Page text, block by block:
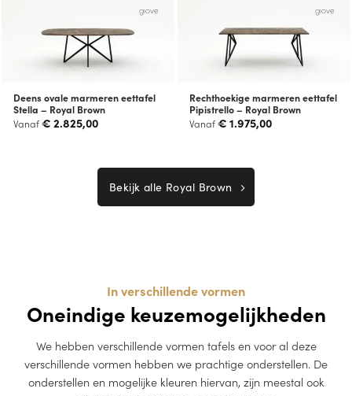
Deens ovale marmeren eettafel
Stella – Royal Brown
Vanaf€ 2.825,00
giove
Rechthoekige marmeren eettafel
Pipistrello – Royal Brown
Vanaf€ 1.975,00
giove
Bekijk alle Royal Brown
In verschillende vormen
Oneindige keuzemogelijkheden
We hebben verschillende vormen tafels en voor al deze
verschillende vormen hebben we prachtige onderstellen. De
onderstellen en mogelijke kleuren hiervan, zijn meestal ook